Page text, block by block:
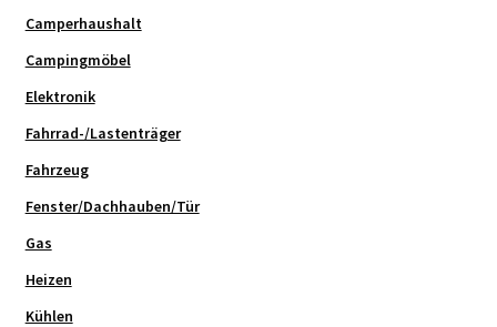
Camperhaushalt
Campingmöbel
Elektronik
Fahrrad-/Lastenträger
Fahrzeug
Fenster/Dachhauben/Tür
Gas
Heizen
Kühlen